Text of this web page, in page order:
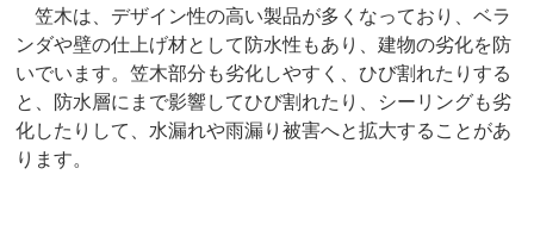
笠木は、デザイン性の高い製品が多くなっており、ベラ
ンダや壁の仕上げ材として防水性もあり、建物の劣化を防
いでいます。笠木部分も劣化しやすく、ひび割れたりする
と、防水層にまで影響してひび割れたり、シーリングも劣
化したりして、水漏れや雨漏り被害へと拡大することがあ
ります。